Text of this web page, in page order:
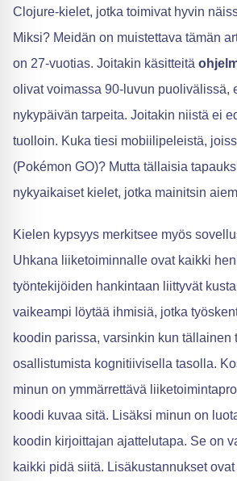
Clojure-kielet, jotka toimivat hyvin
Miksi? Meidän on muistettava tämän
on 27-vuotias. Joitakin käsitteitä
olivat voimassa 90-luvun puolivälissä,
nykypäivän tarpeita. Joitakin niistä ei
tuolloin. Kuka tiesi mobiilipeleistä,
(Pokémon GO)? Mutta tällaisia
nykyaikaiset kielet, jotka mainitsin
Kielen kypsyys merkitsee myös
Uhkana liiketoiminnalle ovat kaikki
työntekijöiden hankintaan liittyvät
vaikeampi löytää ihmisiä, jotka
koodin parissa, varsinkin kun tällainen
osallistumista kognitiivisella tasolla.
minun on ymmärrettävä
koodi kuvaa sitä. Lisäksi minun on
koodin kirjoittajan ajattelutapa. Se on
kaikki pidä siitä. Lisäkustannukset ovat